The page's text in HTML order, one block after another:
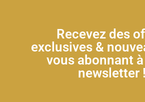
Recevez des
exclusives &
vous abonnant
newsletter !